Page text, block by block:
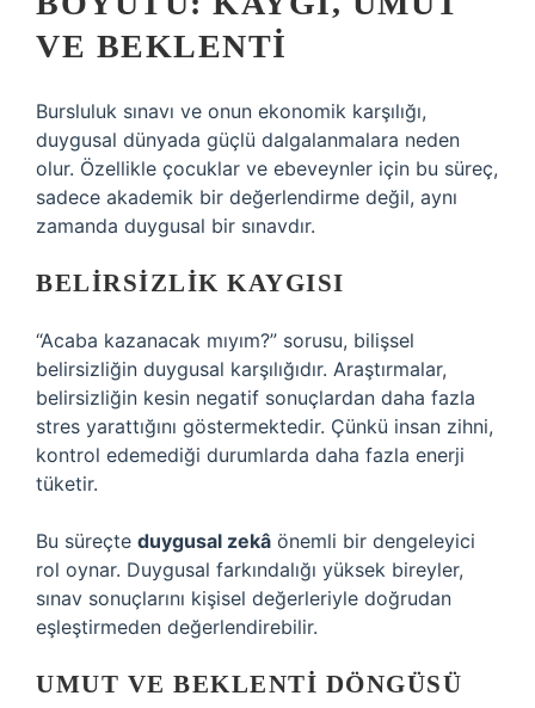
VE BEKLENTI
Bursluluk sınavı ve onun ekonomik karşılığı,
duygusal dünyada güçlü dalgalanmalara neden
olur. Özellikle çocuklar ve ebeveynler için bu süreç,
sadece akademik bir değerlendirme değil, aynı
zamanda duygusal bir sınavdır.
BELIRSIZLIK KAYGISI
“Acaba kazanacak mıyım?” sorusu, bilişsel
belirsizliğin duygusal karşılığıdır. Araştırmalar,
belirsizliğin kesin negatif sonuçlardan daha fazla
stres yarattığını göstermektedir. Çünkü insan zihni,
kontrol edemediği durumlarda daha fazla enerji
tüketir.
Bu süreçte duygusal zekâ önemli bir dengeleyici
rol oynar. Duygusal farkındalığı yüksek bireyler,
sınav sonuçlarını kişisel değerleriyle doğrudan
eşleştirmeden değerlendirebilir.
UMUT VE BEKLENTI DÖNGÜSÜ